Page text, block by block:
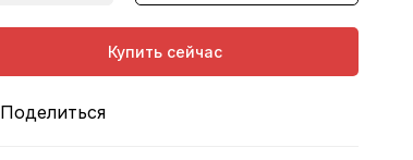
Купить сейчас
Поделиться